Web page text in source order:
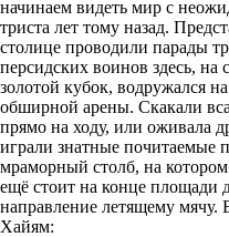
начинаем видеть мир с
триста лет тому назад.
столице проводили парады
персидских воинов здесь,
золотой кубок, водружался
обширной арены. Скакали
прямо на ходу, или оживала
играли знатные почитаемые
мраморный столб, на
ещё стоит на конце площади
направление летящему мячу.
Хайям: